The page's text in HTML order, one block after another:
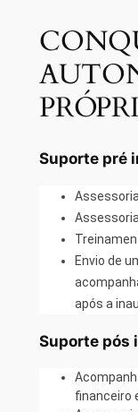
Suporte pré
Envio de
após a
Suporte pós
financeiro